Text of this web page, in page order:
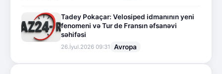
Tadey Pokaçar: Velosiped idmanının yeni
fenomeni və Tur de Fransın əfsanəvi
səhifəsi
26.İyul.2026 09:31 Avropa